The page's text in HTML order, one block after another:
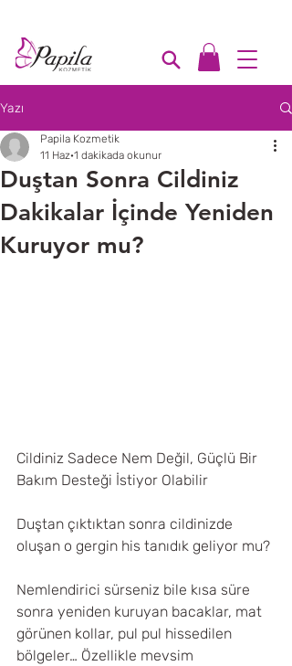
Yazı
Duştan Sonra Cildiniz
Dakikalar İçinde Yeniden
Kuruyor mu?
Papila Kozmetik
11 Haz 1 dakikada okunur
Cildiniz Sadece Nem Değil, Güçlü Bir
Bakım Desteği İstiyor Olabilir
Duştan çıktıktan sonra cildinizde
oluşan o gergin his tanıdık geliyor mu?
Nemlendirici sürseniz bile kısa süre
sonra yeniden kuruyan bacaklar, mat
görünen kollar, pul pul hissedilen
bölgeler… Özellikle mevsim